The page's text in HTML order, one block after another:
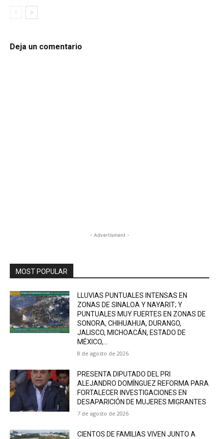
Deja un comentario
- Advertisment -
MOST POPULAR
LLUVIAS PUNTUALES INTENSAS EN
ZONAS DE SINALOA Y NAYARIT; Y
PUNTUALES MUY FUERTES EN ZONAS DE
SONORA, CHIHUAHUA, DURANGO,
JALISCO, MICHOACÁN, ESTADO DE
MÉXICO,...
8 de agosto de 2026
PRESENTA DIPUTADO DEL PRI
ALEJANDRO DOMÍNGUEZ REFORMA PARA
FORTALECER INVESTIGACIONES EN
DESAPARICIÓN DE MUJERES MIGRANTES
7 de agosto de 2026
CIENTOS DE FAMILIAS VIVEN JUNTO A